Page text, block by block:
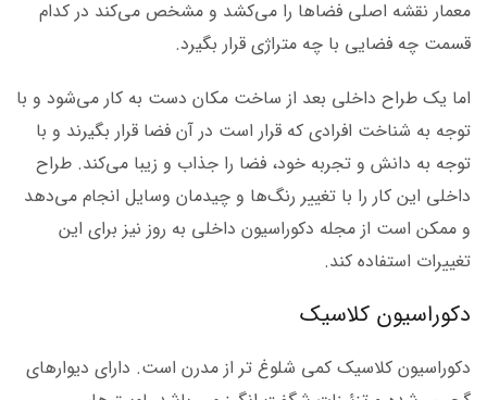
معمار نقشه اصلی فضاها را می‌کشد و مشخص می‌کند در کدام
قسمت چه فضایی با چه متراژی قرار بگیرد.
اما یک طراح داخلی بعد از ساخت مکان دست به کار می‌شود و با
توجه به شناخت افرادی که قرار است در آن فضا قرار بگیرند و با
توجه به دانش و تجربه خود، فضا را جذاب و زیبا می‌کند. طراح
داخلی این کار را با تغییر رنگ‌ها و چیدمان وسایل انجام می‌دهد
و ممکن است از مجله دکوراسیون داخلی به روز نیز برای این
تغییرات استفاده کند.
دکوراسیون کلاسیک
دکوراسیون کلاسیک کمی شلوغ تر از مدرن است. دارای دیوارهای